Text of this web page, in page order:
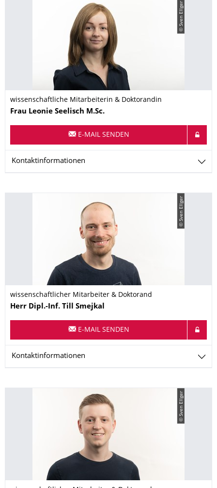
© Sven Ellger
wissenschaftliche Mitarbeiterin & Doktorandin
Name
Frau Leonie Seelisch M.Sc.
E-MAIL SENDEN
Kontaktinformationen
© Sven Ellger
wissenschaftlicher Mitarbeiter & Doktorand
Name
Herr Dipl.-Inf. Till Smejkal
E-MAIL SENDEN
Kontaktinformationen
© Sven Ellger